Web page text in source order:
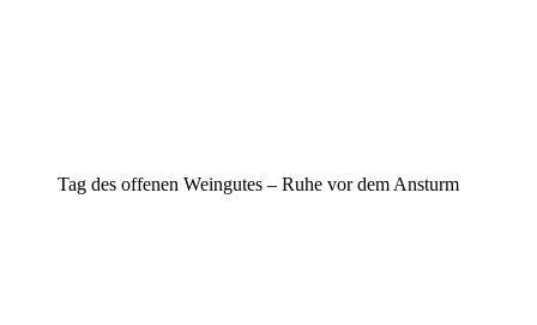
Tag des offenen Weingutes – Ruhe vor dem Ansturm